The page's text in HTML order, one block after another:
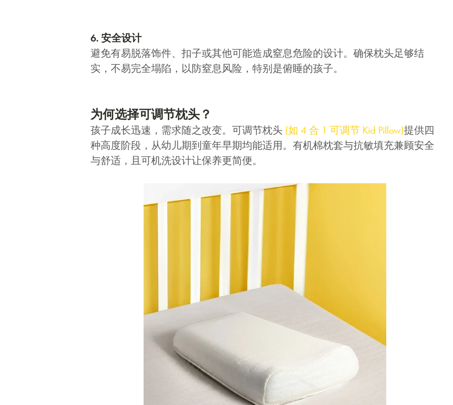
6. 安全设计
避免有易脱落饰件、扣子或其他可能造成窒息危险的设计。确保枕头足够结
实，不易完全塌陷，以防窒息风险，特别是俯睡的孩子。
为何选择可调节枕头？
孩子成长迅速，需求随之改变。可调节枕头 (如 4 合 1 可调节 Kid Pillow)提供四
种高度阶段，从幼儿期到童年早期均能适用。有机棉枕套与抗敏填充兼顾安全
与舒适，且可机洗设计让保养更简便。